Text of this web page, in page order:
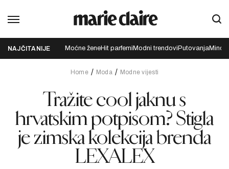
NAJČITANIJE Moćne ženeHit parfemi Modni trendovi Putovanja
Home Moda Modne vijesti
Tražite cool jaknu s
hrvatskim potpisom? Stigla
je zimska kolekcija brenda
LEXALEX